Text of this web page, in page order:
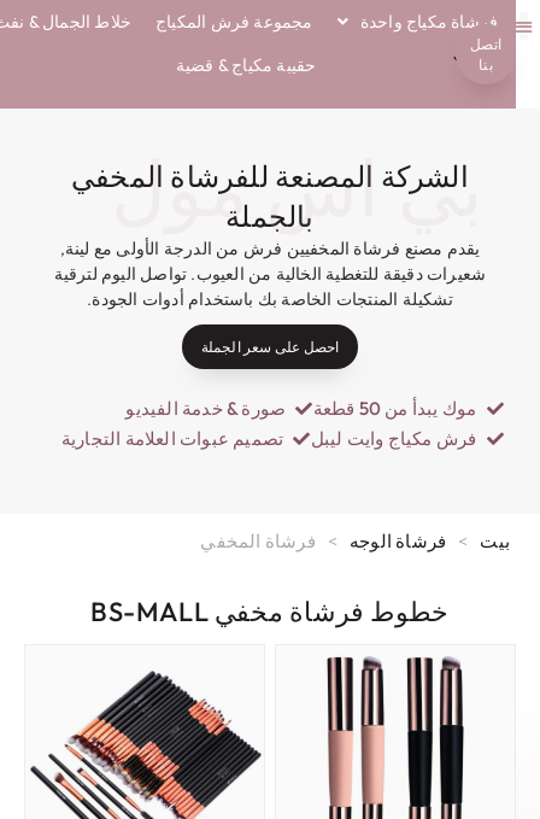
اتصل
فرشاة مكياج واحدة مجموعة فرش المكياج
خلاط الجمال & نفث
حقيبة مكياج & قضية
الشركة المصنعة للفرشاة المخفي
بالجملة
بي اس مول
يقدم مصنع فرشاة المخفيين فرش من الدرجة الأولى مع لينة,
شعيرات دقيقة للتغطية الخالية من العيوب. تواصل اليوم لترقية
تشكيلة المنتجات الخاصة بك باستخدام أدوات الجودة.
احصل على سعر الجملة
موك يبدأ من 50 قطعة
صورة & خدمة الفيديو
فرش مكياج وايت ليبل
تصميم عبوات العلامة التجارية
بيت > فرشاة الوجه > فرشاة المخفي
خطوط فرشاة مخفي BS-MALL